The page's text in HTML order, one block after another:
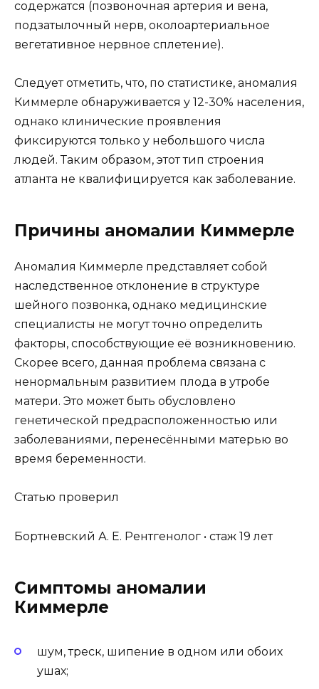
содержатся (позвоночная артерия и вена,
подзатылочный нерв, околоартериальное
вегетативное нервное сплетение).
Следует отметить, что, по статистике, аномалия
Киммерле обнаруживается у 12-30% населения,
однако клинические проявления
фиксируются только у небольшого числа
людей. Таким образом, этот тип строения
атланта не квалифицируется как заболевание.
Причины аномалии Киммерле
Аномалия Киммерле представляет собой
наследственное отклонение в структуре
шейного позвонка, однако медицинские
специалисты не могут точно определить
факторы, способствующие её возникновению.
Скорее всего, данная проблема связана с
ненормальным развитием плода в утробе
матери. Это может быть обусловлено
генетической предрасположенностью или
заболеваниями, перенесёнными матерью во
время беременности.
Статью проверил
Бортневский А. Е. Рентгенолог • стаж 19 лет
Симптомы аномалии
Киммерле
шум, треск, шипение в одном или обоих
ушах;